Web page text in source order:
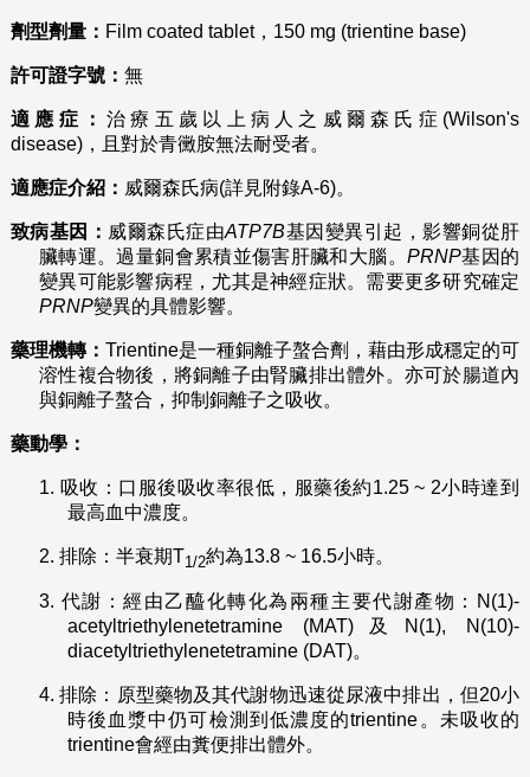
劑型劑量： Film coated tablet，150 mg (trientine base)
許可證字號： 無
適應症：治療五歲以上病人之威爾森氏症(Wilson's
disease)，且對於青黴胺無法耐受者。
適應症介紹： 威爾森氏病(詳見附錄A-6)。
致病基因： 威爾森氏症由ATP7B基因變異引起，影響銅從肝
臟轉運。過量銅會累積並傷害肝臟和大腦。 PRNP基因的
變異可能影響病程，尤其是神經症狀。需要更多研究確定
PRNP變異的具體影響。
藥理機轉： Trientine是一種銅離子螯合劑，藉由形成穩定的可
溶性複合物後，將銅離子由腎臟排出體外。亦可於腸道內
與銅離子螯合，抑制銅離子之吸收。
藥動學：
1. 吸收：口服後吸收率很低，服藥後約1.25 ~ 2小時達到
最高血中濃度。
2. 排除：半衰期T1/2約為13.8 ~ 16.5小時。
3. 代謝：經由乙醯化轉化為兩種主要代謝產物：N(1)-
acetyltriethylenetetramine (MAT)及N(1), N(10)-
diacetyltriethylenetetramine (DAT)。
4.排除：原型藥物及其代謝物迅速從尿液中排出，但20小
時後血漿中仍可檢測到低濃度的trientine。未吸收的
trientine會經由糞便排出體外。